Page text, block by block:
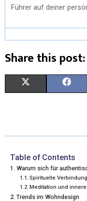
Führer auf deiner
Share this post:
W
T
T
E
O
O
Table of Contents
Warum sich für
Spirituelle Verbindung
Meditation und
Trends im Wohndesign